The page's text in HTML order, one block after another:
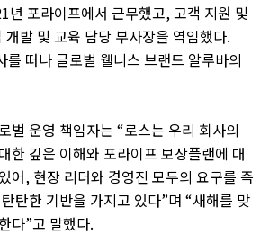
년 포라이프에서 근무했고, 고객 지원 및
개발 및 교육 담당 부사장을 역임했다.
를 떠나 글로벌 웰니스 브랜드 알루바의
벌 운영 책임자는 “로스는 우리 회사의
한 깊은 이해와 포라이프 보상플랜에 대
어, 현장 리더와 경영진 모두의 요구를 즉
탄한 기반을 가지고 있다”며 “새해를 맞
다”고 말했다.